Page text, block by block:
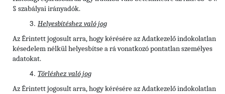
§ szabályai irányadók.
Helyesbítéshez való jog
Az Érintett jogosult arra, hogy kérésére az Adatkezelő indokolatlan
késedelem nélkül helyesbítse a rá vonatkozó pontatlan személyes
adatokat.
Törléshez való jog
Az Érintettjogosult arra, hogy kérésére az Adatkezelő indokolatlan